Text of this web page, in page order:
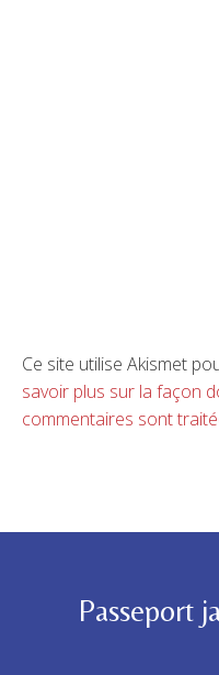
Ce site utilise Akismet
savoir plus sur la façon
commentaires sont
Passeport